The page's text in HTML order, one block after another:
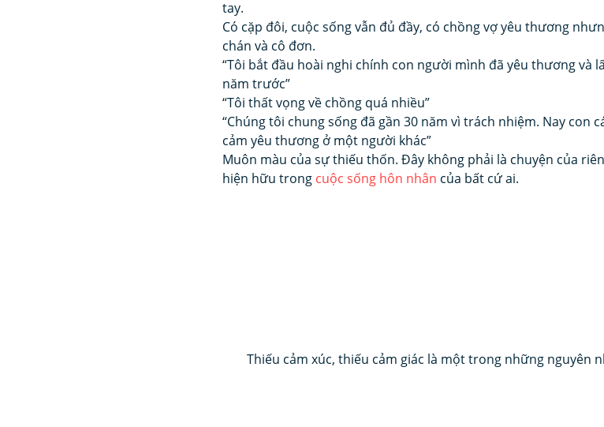
tay.
Có cặp đôi, cuộc sống vẫn đủ đầy, có chồng vợ yêu thương
chán và cô đơn.
“Tôi bắt đầu hoài nghi chính con người mình đã yêu thương và
năm trước”
“Tôi thất vọng về chồng quá nhiều”
“Chúng tôi chung sống đã gần 30 năm vì trách nhiệm. Nay con
cảm yêu thương ở một người khác”
Muôn màu của sự thiếu thốn. Đây không phải là chuyện của
hiện hữu trong cuộc sống hôn nhân của bất cứ ai.
Thiếu cảm xúc, thiếu cảm giác là một trong những nguyên